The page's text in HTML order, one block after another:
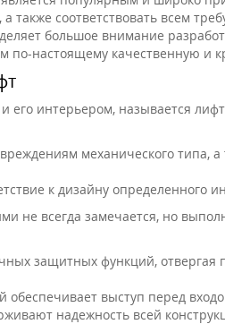
также соответствовать всем
большое внимание
по-настоящему качественную и
интерьером, называется
механического типа, а
к дизайну определенного
не всегда замечается, но
защитных функций,
выступ перед
надежность всей